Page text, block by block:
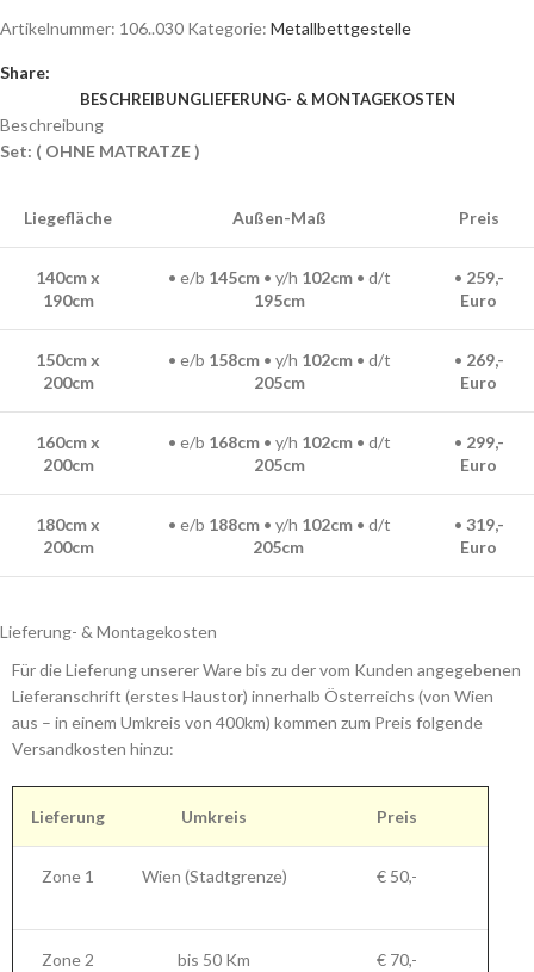
Artikelnummer: 106..030 Kategorie: Metallbettgestelle
Share:
BESCHREIBUNGLIEFERUNG- & MONTAGEKOSTEN
Beschreibung
Set: ( OHNE MATRATZE )
Liegefläche Außen-Maß Preis
140cm x
190cm
• e/b 145cm • y/h 102cm • d/t
195cm
• 259,-
Euro
150cm x
200cm
• e/b 158cm • y/h 102cm • d/t
205cm
• 269,-
Euro
160cm x
200cm
• e/b 168cm • y/h 102cm • d/t
205cm
• 299,-
Euro
180cm x
200cm
• e/b 188cm • y/h 102cm • d/t
205cm
• 319,-
Euro
Lieferung- & Montagekosten
Für die Lieferung unserer Ware bis zu der vom Kunden angegebenen
Lieferanschrift (erstes Haustor) innerhalb Österreichs (von Wien
aus – in einem Umkreis von 400km) kommen zum Preis folgende
Versandkosten hinzu:
Lieferung Umkreis Preis
Zone 1 Wien (Stadtgrenze) € 50,-
Zone 2 bis 50 Km € 70,-